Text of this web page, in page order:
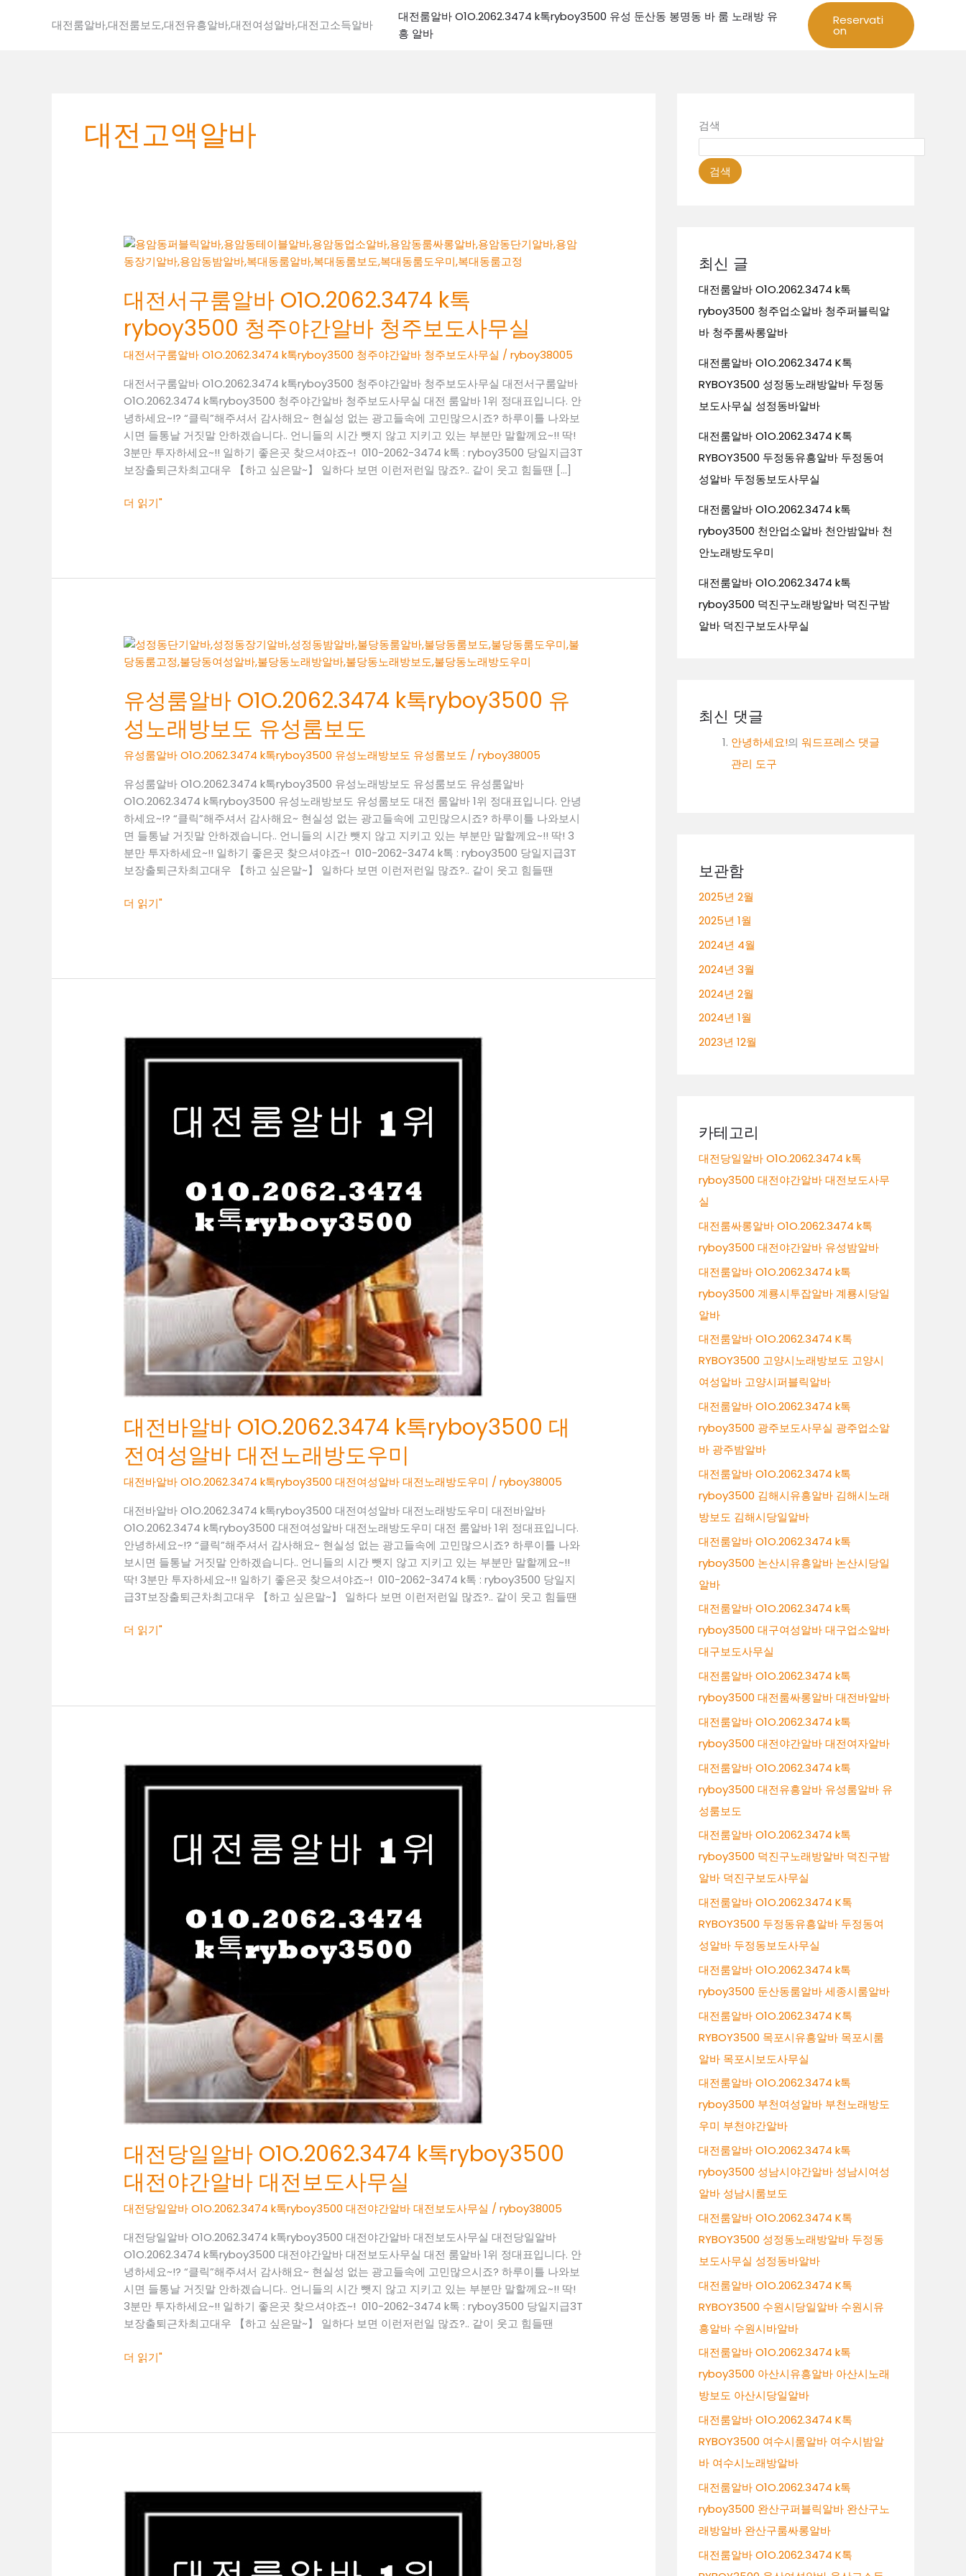
대전룸알바,대전룸보도,대전유흥알바,대전여성알바,대전고소득알바
대전룸알바 O1O.2062.3474 k톡ryboy3500 유성 둔산동 봉명동 바 룸 노래방 유
흥 알바
Reservati
on
대전고액알바
대전서구룸알바 O1O.2062.3474 k톡
ryboy3500 청주야간알바 청주보도사무실
대전서구룸알바 O1O.2062.3474 k톡ryboy3500 청주야간알바 청주보도사무실 /ryboy38005
대전서구룸알바 O1O.2062.3474 k톡ryboy3500 청주야간알바 청주보도사무실 대전서구룸알바
O1O.2062.3474 k톡ryboy3500 청주야간알바 청주보도사무실 대전 룸알바 1위 정대표입니다. 안
녕하세요~!? “클릭”해주셔서 감사해요~ 현실성 없는 광고들속에 고민많으시죠? 하루이틀 나와보
시면 들통날 거짓말 안하겠습니다.. 언니들의 시간 뺏지 않고 지키고 있는 부분만 말할께요~!! 딱!
3분만 투자하세요~!! 일하기 좋은곳 찾으셔야죠~! 010-2062-3474 k톡 : ryboy3500 당일지급3T
보장출퇴근차최고대우 【하고 싶은말~】 일하다 보면 이런저런일 많죠?.. 같이 웃고 힘들땐 […]
대
전
구
알
바
O1O.2062.3474
k
톡
ryboy3500
청
주
야
알
실
더 읽기"
유성룸알바 O1O.2062.3474 k톡ryboy3500 유
성노래방보도 유성룸보도
유성룸알바 O1O.2062.3474 k톡ryboy3500 유성노래방보도 유성룸보도 /ryboy38005
유성룸알바 O1O.2062.3474 k톡ryboy3500 유성노래방보도 유성룸보도 유성룸알바
O1O.2062.3474 k톡ryboy3500 유성노래방보도 유성룸보도 대전 룸알바 1위 정대표입니다. 안녕
하세요~!? “클릭”해주셔서 감사해요~ 현실성 없는 광고들속에 고민많으시죠? 하루이틀 나와보시
면 들통날 거짓말 안하겠습니다.. 언니들의 시간 뺏지 않고 지키고 있는 부분만 말할께요~!! 딱! 3
분만 투자하세요~!! 일하기 좋은곳 찾으셔야죠~! 010-2062-3474 k톡 : ryboy3500 당일지급3T
보장출퇴근차최고대우 【하고 싶은말~】 일하다 보면 이런저런일 많죠?.. 같이 웃고 힘들땐
유
성
알
바
O1O.2062.3474
k
톡
ryboy3500
유
성
노
래
방
도
더 읽기"
대전바알바 O1O.2062.3474 k톡ryboy3500 대
전여성알바 대전노래방도우미
대전바알바 O1O.2062.3474 k톡ryboy3500 대전여성알바 대전노래방도우미 /ryboy38005
대전바알바 O1O.2062.3474 k톡ryboy3500 대전여성알바 대전노래방도우미 대전바알바
O1O.2062.3474 k톡ryboy3500 대전여성알바 대전노래방도우미 대전 룸알바 1위 정대표입니다.
안녕하세요~!? “클릭”해주셔서 감사해요~ 현실성 없는 광고들속에 고민많으시죠? 하루이틀 나와
보시면 들통날 거짓말 안하겠습니다.. 언니들의 시간 뺏지 않고 지키고 있는 부분만 말할께요~!!
딱! 3분만 투자하세요~!! 일하기 좋은곳 찾으셔야죠~! 010-2062-3474 k톡 : ryboy3500 당일지
급3T보장출퇴근차최고대우 【하고 싶은말~】 일하다 보면 이런저런일 많죠?.. 같이 웃고 힘들땐
대
O1O.2062.3474
전
여
성
알
바
대
래
방
미
더 읽기"
대전당일알바 O1O.2062.3474 k톡ryboy3500
대전야간알바 대전보도사무실
대전당일알바 O1O.2062.3474 k톡ryboy3500 대전야간알바 대전보도사무실 /ryboy38005
대전당일알바 O1O.2062.3474 k톡ryboy3500 대전야간알바 대전보도사무실 대전당일알바
O1O.2062.3474 k톡ryboy3500 대전야간알바 대전보도사무실 대전 룸알바 1위 정대표입니다. 안
녕하세요~!? “클릭”해주셔서 감사해요~ 현실성 없는 광고들속에 고민많으시죠? 하루이틀 나와보
시면 들통날 거짓말 안하겠습니다.. 언니들의 시간 뺏지 않고 지키고 있는 부분만 말할께요~!! 딱!
3분만 투자하세요~!! 일하기 좋은곳 찾으셔야죠~! 010-2062-3474 k톡 : ryboy3500 당일지급3T
보장출퇴근차최고대우 【하고 싶은말~】 일하다 보면 이런저런일 많죠?.. 같이 웃고 힘들땐
대
대
전
야
간
바
보
도
실
더 읽기"
대
검색
검색
최신 글
대전룸알바 O1O.2062.3474 k톡
ryboy3500 청주업소알바 청주퍼블릭알
바 청주룸싸롱알바
대전룸알바 O1O.2062.3474 K톡
RYBOY3500 성정동노래방알바 두정동
보도사무실 성정동바알바
대전룸알바 O1O.2062.3474 K톡
RYBOY3500 두정동유흥알바 두정동여
성알바 두정동보도사무실
대전룸알바 O1O.2062.3474 k톡
ryboy3500 천안업소알바 천안밤알바 천
안노래방도우미
대전룸알바 O1O.2062.3474 k톡
ryboy3500 덕진구노래방알바 덕진구밤
알바 덕진구보도사무실
최신 댓글
안녕하세요!의 워드프레스 댓글
관리 도구
보관함
2025년 2월
2025년 1월
2024년 4월
2024년 3월
2024년 2월
2024년 1월
2023년 12월
카테고리
대전당일알바 O1O.2062.3474 k톡
ryboy3500 대전야간알바 대전보도사무
실
대전룸싸롱알바 O1O.2062.3474 k톡
ryboy3500 대전야간알바 유성밤알바
대전룸알바 O1O.2062.3474 k톡
ryboy3500 계룡시투잡알바 계룡시당일
알바
대전룸알바 O1O.2062.3474 K톡
RYBOY3500 고양시노래방보도 고양시
여성알바 고양시퍼블릭알바
대전룸알바 O1O.2062.3474 k톡
ryboy3500 광주보도사무실 광주업소알
바 광주밤알바
대전룸알바 O1O.2062.3474 k톡
ryboy3500 김해시유흥알바 김해시노래
방보도 김해시당일알바
대전룸알바 O1O.2062.3474 k톡
ryboy3500 논산시유흥알바 논산시당일
알바
대전룸알바 O1O.2062.3474 k톡
ryboy3500 대구여성알바 대구업소알바
대구보도사무실
대전룸알바 O1O.2062.3474 k톡
ryboy3500 대전룸싸롱알바 대전바알바
대전룸알바 O1O.2062.3474 k톡
ryboy3500 대전야간알바 대전여자알바
대전룸알바 O1O.2062.3474 k톡
ryboy3500 대전유흥알바 유성룸알바 유
성룸보도
대전룸알바 O1O.2062.3474 k톡
ryboy3500 덕진구노래방알바 덕진구밤
알바 덕진구보도사무실
대전룸알바 O1O.2062.3474 K톡
RYBOY3500 두정동유흥알바 두정동여
성알바 두정동보도사무실
대전룸알바 O1O.2062.3474 k톡
ryboy3500 둔산동룸알바 세종시룸알바
대전룸알바 O1O.2062.3474 K톡
RYBOY3500 목포시유흥알바 목포시룸
알바 목포시보도사무실
대전룸알바 O1O.2062.3474 k톡
ryboy3500 부천여성알바 부천노래방도
우미 부천야간알바
대전룸알바 O1O.2062.3474 k톡
ryboy3500 성남시야간알바 성남시여성
알바 성남시룸보도
대전룸알바 O1O.2062.3474 K톡
RYBOY3500 성정동노래방알바 두정동
보도사무실 성정동바알바
대전룸알바 O1O.2062.3474 K톡
RYBOY3500 수원시당일알바 수원시유
흥알바 수원시바알바
대전룸알바 O1O.2062.3474 k톡
ryboy3500 아산시유흥알바 아산시노래
방보도 아산시당일알바
대전룸알바 O1O.2062.3474 K톡
RYBOY3500 여수시룸알바 여수시밤알
바 여수시노래방알바
대전룸알바 O1O.2062.3474 k톡
ryboy3500 완산구퍼블릭알바 완산구노
래방알바 완산구룸싸롱알바
대전룸알바 O1O.2062.3474 K톡